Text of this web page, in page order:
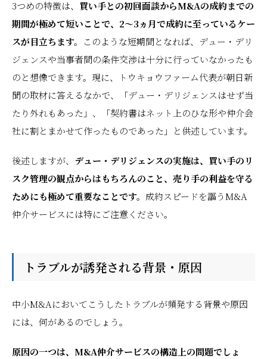
3つめの特徴は、 買い手との初回面談からM&Aの成約までの
期間が極めて短いことで、2～3ヵ月で成約に至っているケー
スが目立ちます。
このような短期間となれば、デュー・デリ
ジェンスや当事者間の条件交渉は十分に行っていなかったも
のと想像できます。現に、トウキョウファーム代表が朝日新
聞の取材に答えるなかで、「デュー・デリジェンスはせず当
たり外れもあった」、「契約書はネット上のひな形や仲介会
社に割とまかせて作ったものであった」と供述しています。
後述しますが、 デュー・デリジェンスの実施は、買い手のリ
スク管理の観点からはもちろんのこと、売り手の利益を守る
ためにも極めて重要なことです。 成約スピードを謳うM&A
仲介サービスには特にご注意ください。
トラブルが誘発される背景・原因
中小M&Aにおいてこうしたトラブルが頻発する背景や原因
には、何があるのでしょう。
原因の一つは、M&A仲介サービスの構造上の問題でしょ